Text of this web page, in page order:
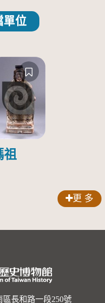
單位
祖
更 多
區長和路一段250號